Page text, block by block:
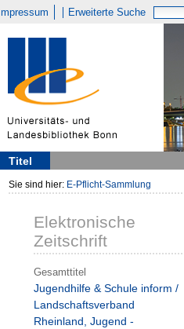
Impressum Erweiterte Suche
Titel
Sie sind hier: E-Pflicht-Sammlung
Elektronische
Zeitschrift
Gesamttitel
Jugendhilfe & Schule inform /
Landschaftsverband
Rheinland, Jugend -